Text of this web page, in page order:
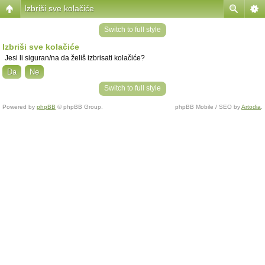
Izbriši sve kolačiće
Switch to full style
Izbriši sve kolačiće
Jesi li siguran/na da želiš izbrisati kolačiće?
Switch to full style
Powered by phpBB © phpBB Group. phpBB Mobile / SEO byArtodia